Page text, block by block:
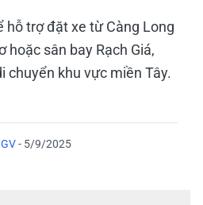
hỗ trợ đặt xe từ Càng Long
hoặc sân bay Rạch Giá,
chuyển khu vực miền Tây.
- 5/9/2025